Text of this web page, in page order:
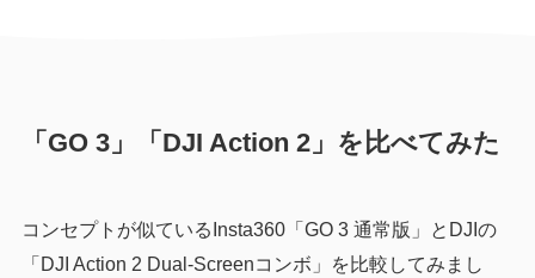
「GO 3」「DJI Action 2」を比べてみた
コンセプトが似ているInsta360「GO 3 通常版」とDJIの
「DJI Action 2 Dual-Screenコンボ」を比較してみまし